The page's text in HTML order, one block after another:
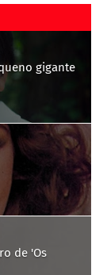
gigante
de 'Os